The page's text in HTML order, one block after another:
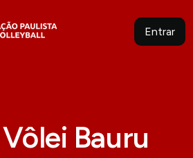
Entrar
Bauru